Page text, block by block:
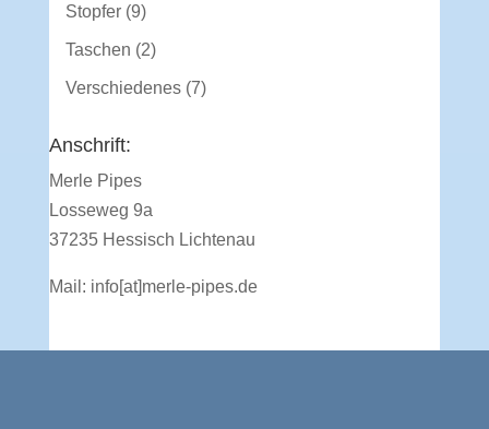
Stopfer 99
Produkte
Taschen 22
Produkte
Verschiedenes 77
Anschrift:
Merle Pipes
Losseweg 9a
37235 Hessisch Lichtenau
Mail: info[at]merle-pipes.de